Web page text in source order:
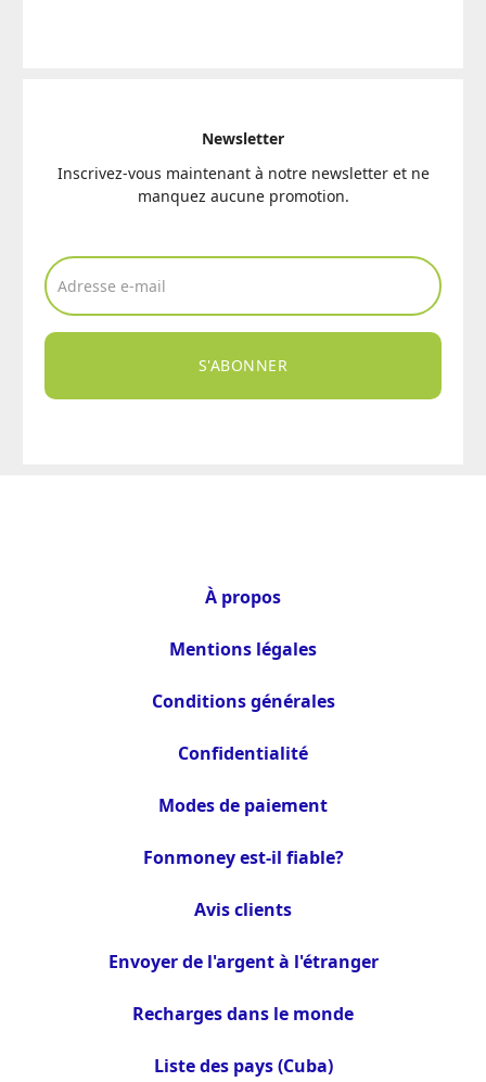
Newsletter
Inscrivez-vous maintenant à notre newsletter et ne
manquez aucune promotion.
S'ABONNER
À propos
Mentions légales
Conditions générales
Confidentialité
Modes de paiement
Fonmoney est-il fiable?
Avis clients
Envoyer de l'argent à l'étranger
Recharges dans le monde
Liste des pays (Cuba)